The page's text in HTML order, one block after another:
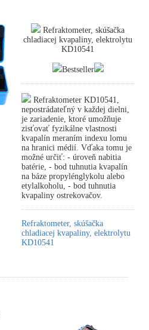
Refraktometer, skúšačka
chladiacej kvapaliny, elektrolytu
KD10541
Bestseller
Refraktometer KD10541,
nepostrádateľný v každej dielni,
je zariadenie, ktoré umožňuje
zisťovať fyzikálne vlastnosti
kvapalín meraním indexu lomu
na hranici médií. Vďaka tomu je
možné určiť: - úroveň nabitia
batérie, - bod tuhnutia kvapalín
na báze propylénglykolu alebo
etylalkoholu, - bod tuhnutia
kvapaliny ostrekovačov.
Refraktometer, skúšačka
chladiacej kvapaliny, elektrolytu
KD10541